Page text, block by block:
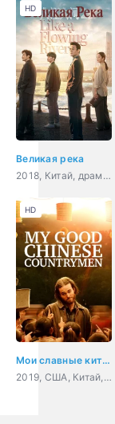
Великая река
2018, Китай, драма, история
HD
Мои славные китайские селяне
2019, США, Китай, драма
HD